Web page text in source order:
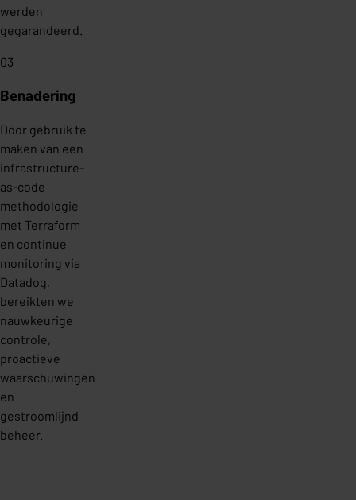
werden
gegarandeerd.
03
Benadering
Door gebruik te
maken van een
infrastructure-
as-code
methodologie
met Terraform
en continue
monitoring via
Datadog,
bereikten we
nauwkeurige
controle,
proactieve
waarschuwingen
en
gestroomlijnd
beheer.